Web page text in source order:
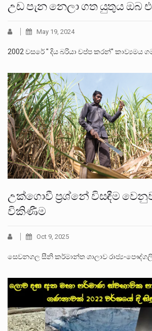
උඩ පැන නෙලා ගත යුතුය ඔබ
May 19, 2024
2002 වසරේ " දිය බරියා චප්ප කරන්" කාව්‍යමය
උක්ගොවී ප්‍රශ්නේ විසඳීම
විකිණීම
Oct 9, 2025
සෙවනගල සීනි කර්මාන්ත ශාලාව රාජ්‍ය-